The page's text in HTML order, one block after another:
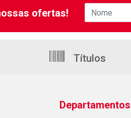
ofertas!
Títulos
Departamentos